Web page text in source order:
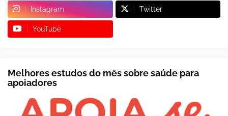
Instagram Twitter
YouTube
Melhores estudos do mês sobre saúde para
apoiadores